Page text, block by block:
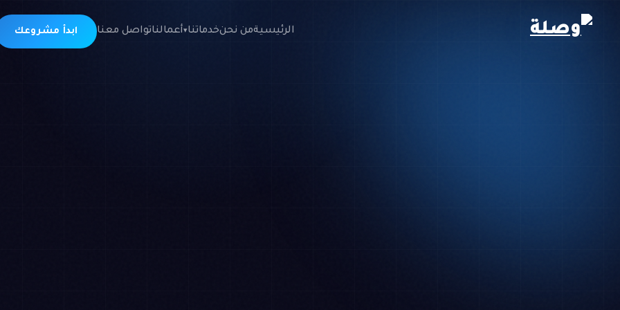
الرئيسيةمن نحنخدماتنا▾أعمالناتواصل معنا ابدأ مشروعك